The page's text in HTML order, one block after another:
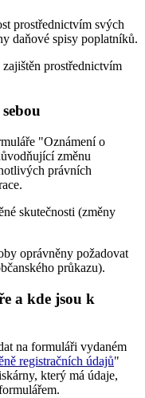
prostřednictvím svých
daňové spisy poplatníků.
prostřednictvím
"Oznámení o
změnu
právních
skutečnosti (změny
oprávněny požadovat
průkazu).
a kde jsou k
na formuláři vydaném
registračních údajů"
který má údaje,